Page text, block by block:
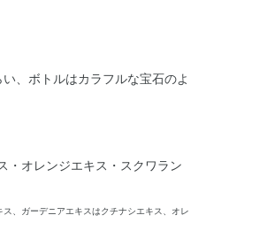
、ボトルはカラフルな宝石のよ
・オレンジエキス・スクワラン
、ガーデニアエキスはクチナシエキス、オレ